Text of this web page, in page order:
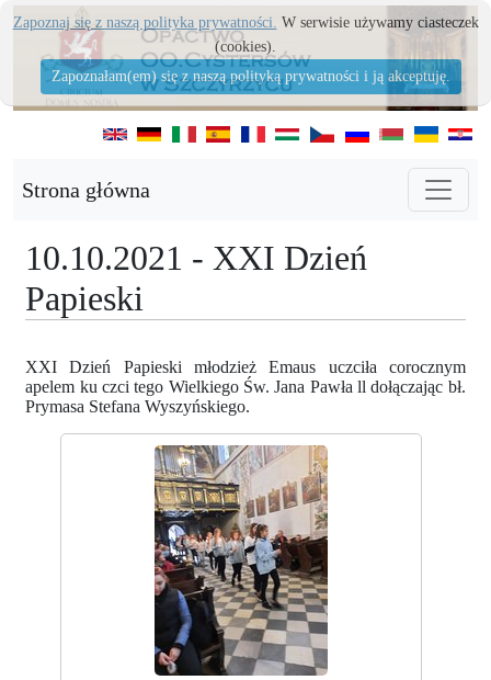
Strona główna
10.10.2021 - XXI Dzień
Papieski
XXI Dzień Papieski młodzież Emaus uczciła corocznym
apelem ku czci tego Wielkiego Św. Jana Pawła ll dołączając bł.
Prymasa Stefana Wyszyńskiego.
Zapoznaj się z naszą polityka prywatności. W serwisie używamy ciasteczek
(cookies).
Zapoznałam(em) się z naszą polityką prywatności i ją akceptuję.